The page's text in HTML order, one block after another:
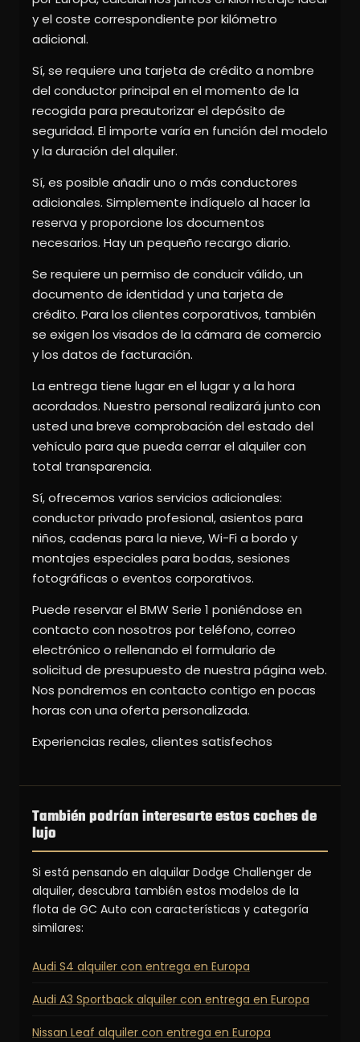
y el coste correspondiente por kilómetro
adicional.
Sí, se requiere una tarjeta de crédito a nombre
del conductor principal en el momento de la
recogida para preautorizar el depósito de
seguridad. El importe varía en función del modelo
y la duración del alquiler.
Sí, es posible añadir uno o más conductores
adicionales. Simplemente indíquelo al hacer la
reserva y proporcione los documentos
necesarios. Hay un pequeño recargo diario.
Se requiere un permiso de conducir válido, un
documento de identidad y una tarjeta de
crédito. Para los clientes corporativos, también
se exigen los visados de la cámara de comercio
y los datos de facturación.
La entrega tiene lugar en el lugar y a la hora
acordados. Nuestro personal realizará junto con
usted una breve comprobación del estado del
vehículo para que pueda cerrar el alquiler con
total transparencia.
Sí, ofrecemos varios servicios adicionales:
conductor privado profesional, asientos para
niños, cadenas para la nieve, Wi-Fi a bordo y
montajes especiales para bodas, sesiones
fotográficas o eventos corporativos.
Puede reservar el BMW Serie 1 poniéndose en
contacto con nosotros por teléfono, correo
electrónico o rellenando el formulario de
solicitud de presupuesto de nuestra página web.
Nos pondremos en contacto contigo en pocas
horas con una oferta personalizada.
Experiencias reales, clientes satisfechos
También podrían interesarte estos coches de
lujo
Si está pensando en alquilar Dodge Challenger de
alquiler, descubra también estos modelos de la
flota de GC Auto con características y categoría
similares:
Audi S4 alquiler con entrega en Europa
Audi A3 Sportback alquiler con entrega en Europa
Nissan Leaf alquiler con entrega en Europa